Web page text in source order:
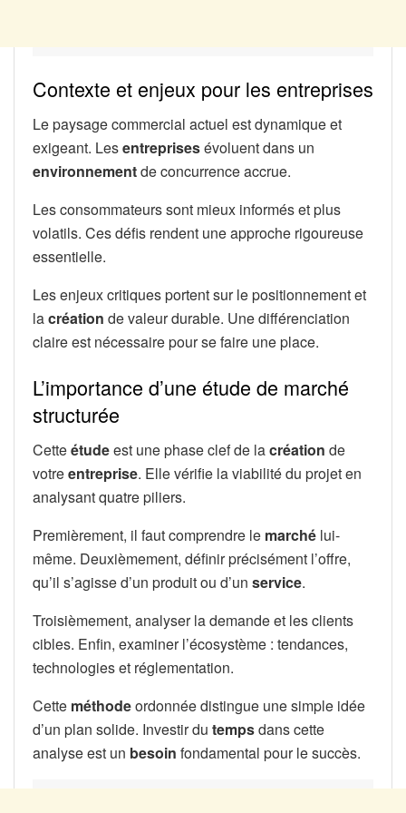
Contexte et enjeux pour les entreprises
Le paysage commercial actuel est dynamique et
exigeant. Lesentreprisesévoluent dans un
environnementde concurrence accrue.
Les consommateurs sont mieux informés et plus
volatils. Ces défis rendent une approche rigoureuse
essentielle.
Les enjeux critiques portent sur le positionnement et
lacréation de valeur durable. Une différenciation
claire est nécessaire pour se faire une place.
L’importance d’une étude de marché
structurée
Cetteétudeest une phase clef de lacréation de
votreentreprise. Elle vérifie la viabilité du projet en
analysant quatre piliers.
Premièrement, il faut comprendre le marché lui-
même. Deuxièmement, définir précisément l’offre,
qu’il s’agisse d’un produit ou d’un service.
Troisièmement, analyser la demande et les clients
cibles. Enfin, examiner l’écosystème : tendances,
technologies et réglementation.
Cette méthodeordonnée distingue une simple idée
d’un plan solide. Investir du tempsdans cette
analyse est un besoin fondamental pour le succès.